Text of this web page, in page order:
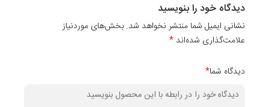
کاغذ دیواری
کدهای۱۰۰۵۹، ۱۰۰۶۰ ، ۱۰۰۶۱ ۱۰۰۶۲ ، ۱۰۰۶۳، ۱۰۰۶۴ ،۱۰۰۶۵
دیدگاه خود را بنویسید
نشانی ایمیل شما منتشر نخواهد شد. بخش‌های موردنیاز
علامت‌گذاری شده‌اند*
دیدگاه شما*